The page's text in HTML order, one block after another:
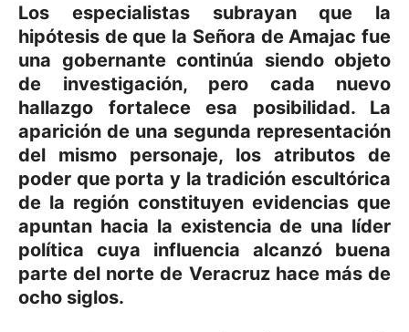
Los especialistas subrayan que la
hipótesis de que la Señora de Amajac fue
una gobernante continúa siendo objeto
de investigación, pero cada nuevo
hallazgo fortalece esa posibilidad. La
aparición de una segunda representación
del mismo personaje, los atributos de
poder que porta y la tradición escultórica
de la región constituyen evidencias que
apuntan hacia la existencia de una líder
política cuya influencia alcanzó buena
parte del norte de Veracruz hace más de
ocho siglos.